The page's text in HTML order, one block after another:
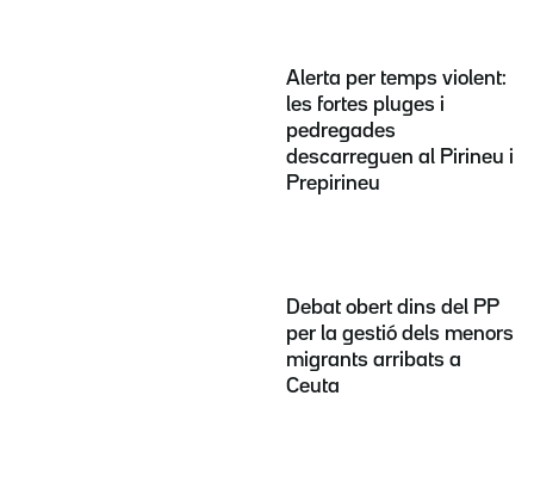
Alerta per temps violent:
les fortes pluges i
pedregades
descarreguen al Pirineu i
Prepirineu
Debat obert dins del PP
per la gestió dels menors
migrants arribats a
Ceuta